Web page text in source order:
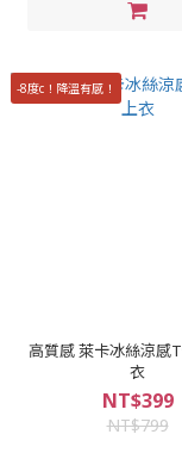
-8度c！降溫有感！
高質感 萊卡冰絲涼感
衣
NT$399
NT$799